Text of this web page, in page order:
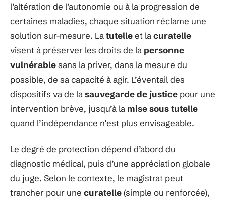
l’altération de l’autonomie ou à la progression de
certaines maladies, chaque situation réclame une
solution sur-mesure. Latutelleet lacuratelle
visent à préserver les droits de la personne
vulnérablesans la priver, dans la mesure du
possible, de sa capacité à agir. L’éventail des
dispositifs va de lasauvegarde de justice pour une
intervention brève, jusqu’à la mise sous tutelle
quand l’indépendance n’est plus envisageable.
Le degré de protection dépend d’abord du
diagnostic médical, puis d’une appréciation globale
du juge. Selon le contexte, le magistrat peut
trancher pour une curatelle(simple ou renforcée),